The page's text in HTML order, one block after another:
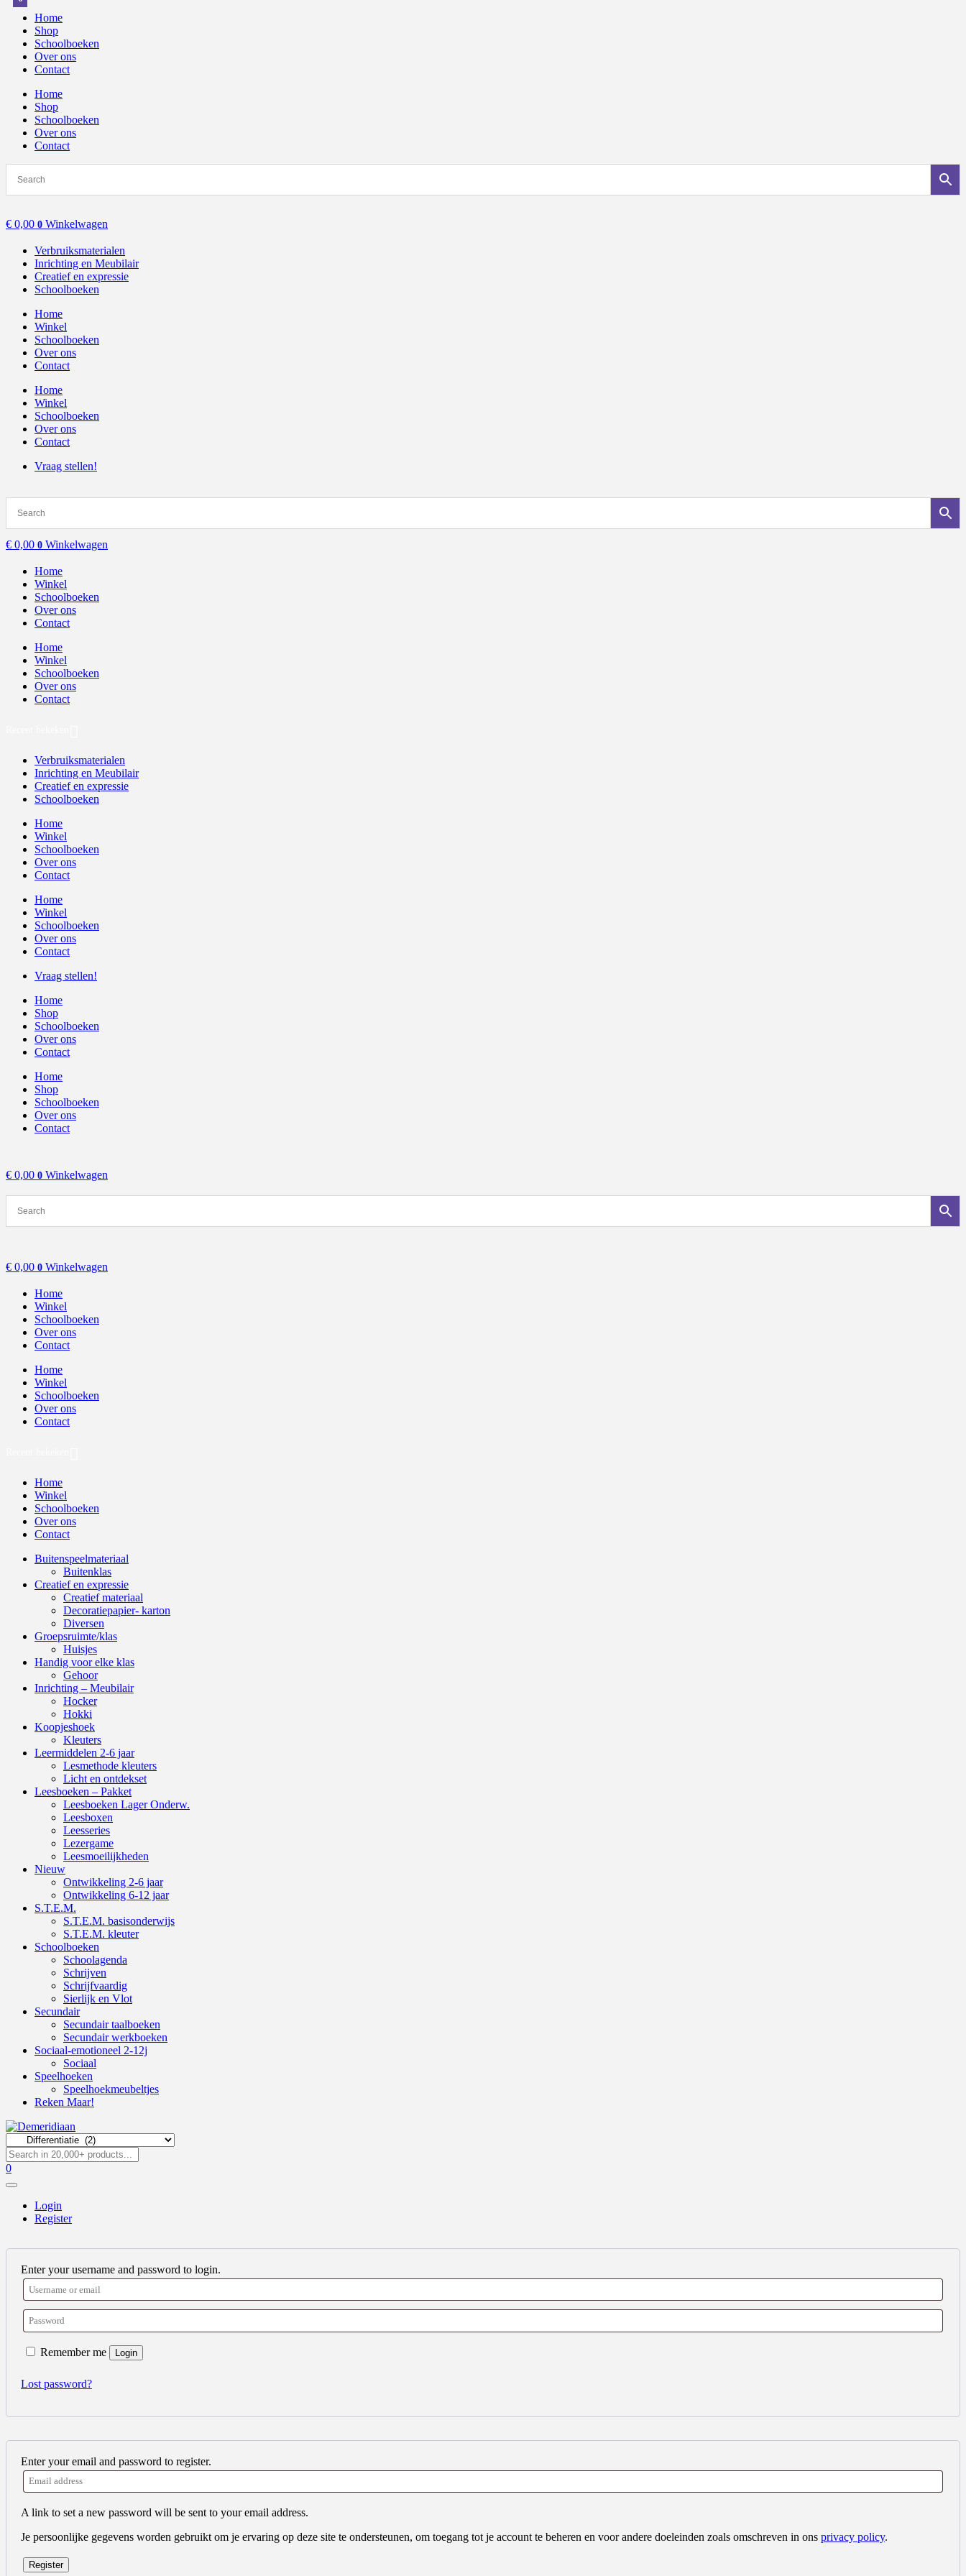
Home
Shop
Schoolboeken
Over ons
Contact
Home
Shop
Schoolboeken
Over ons
Contact
€ 0,00 0 Winkelwagen
Verbruiksmaterialen
Inrichting en Meubilair
Creatief en expressie
Schoolboeken
Home
Winkel
Schoolboeken
Over ons
Contact
Home
Winkel
Schoolboeken
Over ons
Contact
Vraag stellen!
€ 0,00 0 Winkelwagen
Home
Winkel
Schoolboeken
Over ons
Contact
Home
Winkel
Schoolboeken
Over ons
Contact
Verbruiksmaterialen
Inrichting en Meubilair
Creatief en expressie
Schoolboeken
Home
Winkel
Schoolboeken
Over ons
Contact
Home
Winkel
Schoolboeken
Over ons
Contact
Vraag stellen!
Home
Shop
Schoolboeken
Over ons
Contact
Home
Shop
Schoolboeken
Over ons
Contact
€ 0,00 0 Winkelwagen
€ 0,00 0 Winkelwagen
Home
Winkel
Schoolboeken
Over ons
Contact
Home
Winkel
Schoolboeken
Over ons
Contact
Home
Winkel
Schoolboeken
Over ons
Contact
Buitenspeelmateriaal
Buitenklas
Creatief en expressie
Creatief materiaal
Decoratiepapier- karton
Diversen
Groepsruimte/klas
Huisjes
Handig voor elke klas
Gehoor
Inrichting – Meubilair
Hocker
Hokki
Koopjeshoek
Kleuters
Leermiddelen 2-6 jaar
Lesmethode kleuters
Licht en ontdekset
Leesboeken – Pakket
Leesboeken Lager Onderw.
Leesboxen
Leesseries
Lezergame
Leesmoeilijkheden
Nieuw
Ontwikkeling 2-6 jaar
Ontwikkeling 6-12 jaar
S.T.E.M.
S.T.E.M. basisonderwijs
S.T.E.M. kleuter
Schoolboeken
Schoolagenda
Schrijven
Schrijfvaardig
Sierlijk en Vlot
Secundair
Secundair taalboeken
Secundair werkboeken
Sociaal-emotioneel 2-12j
Sociaal
Speelhoeken
Speelhoekmeubeltjes
Reken Maar!
0
Login
Register
Enter your username and password to login.
Remember me Login
Lost password?
Enter your email and password to register.
A link to set a new password will be sent to your email address.
Je persoonlijke gegevens worden gebruikt om je ervaring op deze site te ondersteunen, om toegang tot je account te beheren en voor andere doeleinden zoals omschreven in ons privacy policy.
Register